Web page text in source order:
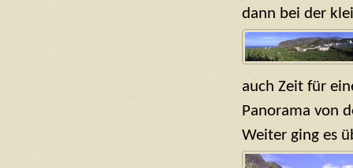
dann bei der
auch Zeit für
Panorama von
Weiter ging es